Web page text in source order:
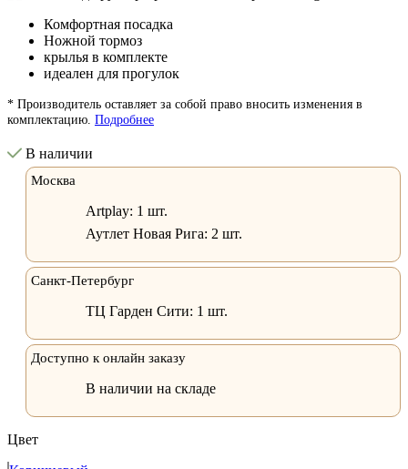
Комфортная посадка
Ножной тормоз
крылья в комплекте
идеален для прогулок
* Производитель оставляет за собой право вносить изменения в
комплектацию. Подробнее
В наличии
Москва
Artplay: 1 шт.
Аутлет Новая Рига: 2 шт.
Санкт-Петербург
ТЦ Гарден Сити: 1 шт.
Доступно к онлайн заказу
В наличии на складе
Цвет